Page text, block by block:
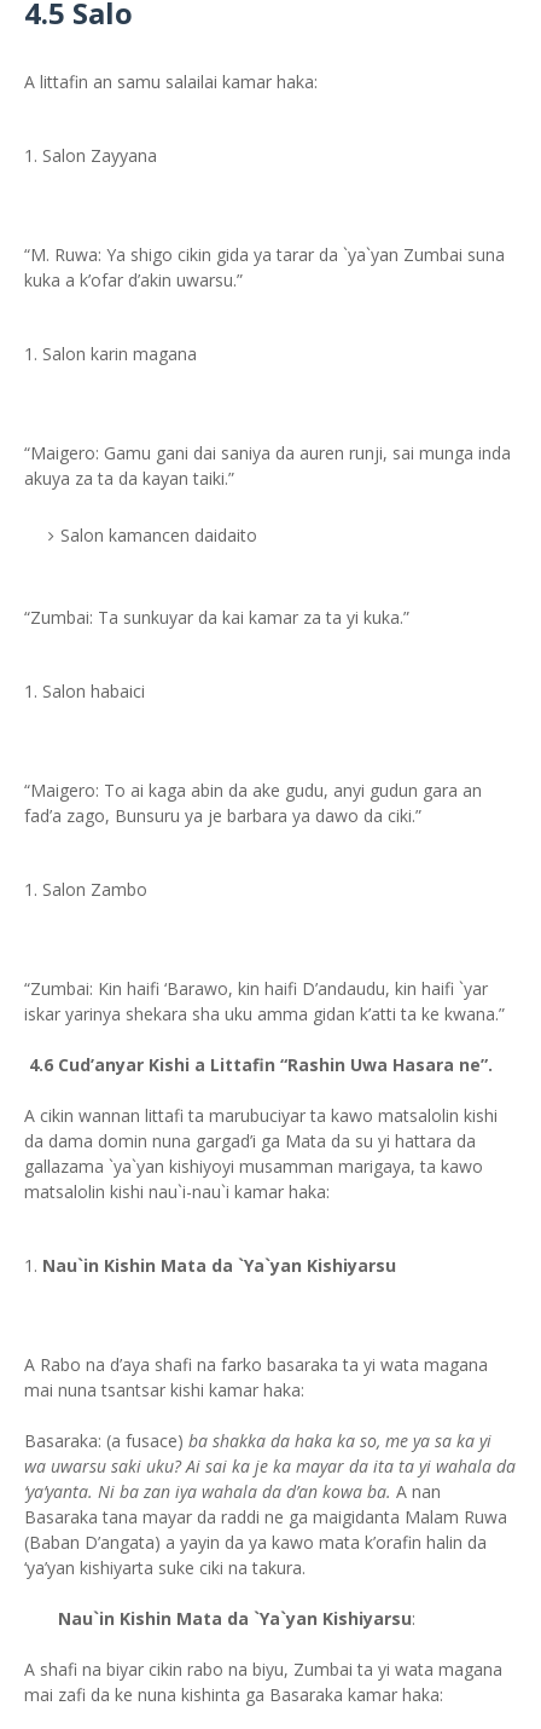
4.5 Salo
A littafin an samu salailai kamar haka:
Salon Zayyana
“M. Ruwa: Ya shigo cikin gida ya tarar da `ya`yan Zumbai suna
kuka a k’ofar d’akin uwarsu.”
Salon karin magana
“Maigero: Gamu gani dai saniya da auren runji, sai munga inda
akuya za ta da kayan taiki.”
Salon kamancen daidaito
“Zumbai: Ta sunkuyar da kai kamar za ta yi kuka.”
Salon habaici
“Maigero: To ai kaga abin da ake gudu, anyi gudun gara an
fad’a zago, Bunsuru ya je barbara ya dawo da ciki.”
Salon Zambo
“Zumbai: Kin haifi ‘Barawo, kin haifi D’andaudu, kin haifi `yar
iskar yarinya shekara sha uku amma gidan k’atti ta ke kwana.”
4.6 Cud’anyar Kishi a Littafin “Rashin Uwa Hasara ne”.
A cikin wannan littafi ta marubuciyar ta kawo matsalolin kishi
da dama domin nuna gargad’i ga Mata da su yi hattara da
gallazama `ya`yan kishiyoyi musamman marigaya, ta kawo
matsalolin kishi nau`i-nau`i kamar haka:
Nau`in Kishin Mata da `Ya`yan Kishiyarsu
A Rabo na d’aya shafi na farko basaraka ta yi wata magana
mai nuna tsantsar kishi kamar haka:
Basaraka: (a fusace) ba shakka da haka ka so, me ya sa ka yi
wa uwarsu saki uku? Ai sai ka je ka mayar da ita ta yi wahala da
‘ya’yanta. Ni ba zan iya wahala da d’an kowa ba. A nan
Basaraka tana mayar da raddi ne ga maigidanta Malam Ruwa
(Baban D’angata) a yayin da ya kawo mata k’orafin halin da
‘ya’yan kishiyarta suke ciki na takura.
Nau`in Kishin Mata da `Ya`yan Kishiyarsu:
A shafi na biyar cikin rabo na biyu, Zumbai ta yi wata magana
mai zafi da ke nuna kishinta ga Basaraka kamar haka: